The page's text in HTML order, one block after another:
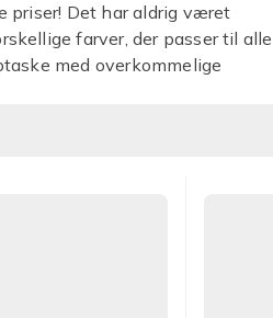
priser! Det har aldrig været
farver, der passer til alle
med overkommelige